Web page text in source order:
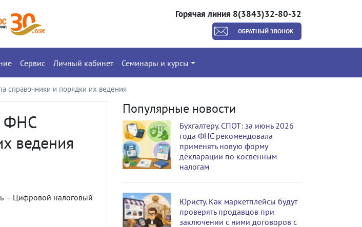
Горячая линия 8(3843)32-80-32
ОБРАТНЫЙ ЗВОНОК
Сервис Личный кабинет Семинары и курсы
справочники и порядки их ведения
ФНС
ведения
— Цифровой налоговый
Популярные новости
Бухгалтеру. СПОТ: за июнь 2026
года ФНС рекомендовала
применять новую форму
декларации по косвенным
налогам
Юристу. Как маркетплейсы будут
проверять продавцов при
заключении с ними договоров с